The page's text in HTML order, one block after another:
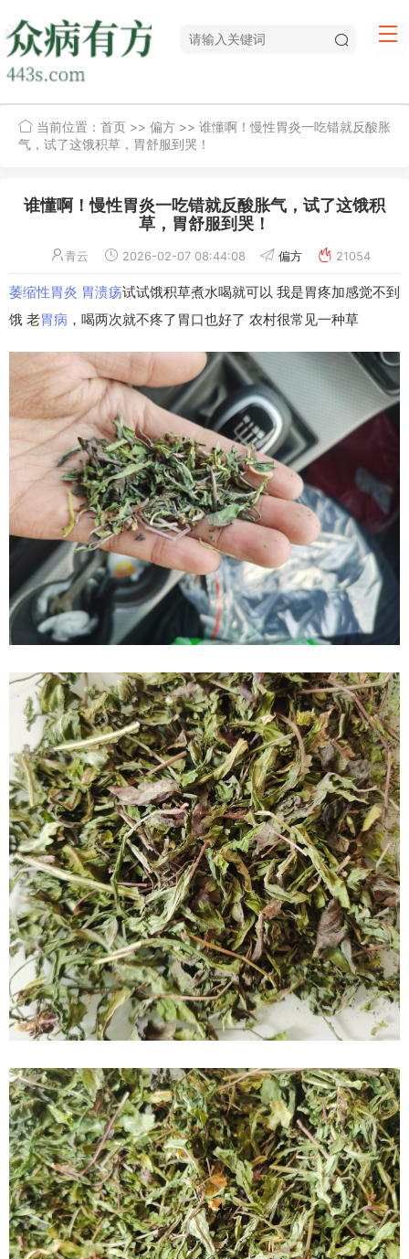
当前位置： 首页 >> 偏方 >> 谁懂啊！慢性胃炎一吃错就反酸胀
气，试了这饿积草，胃舒服到哭！
谁懂啊！慢性胃炎一吃错就反酸胀气，试了这饿积
草，胃舒服到哭！
青云 2026-02-07 08:44:08 偏方 21054
萎缩性胃炎 胃溃疡试试饿积草煮水喝就可以 我是胃疼加感觉不到
饿 老胃病 ，喝两次就不疼了胃口也好了 农村很常见一种草